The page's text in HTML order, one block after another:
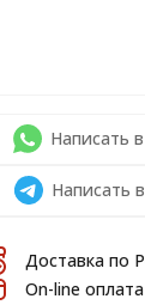
Написать
Написать
Доставка по
On-line